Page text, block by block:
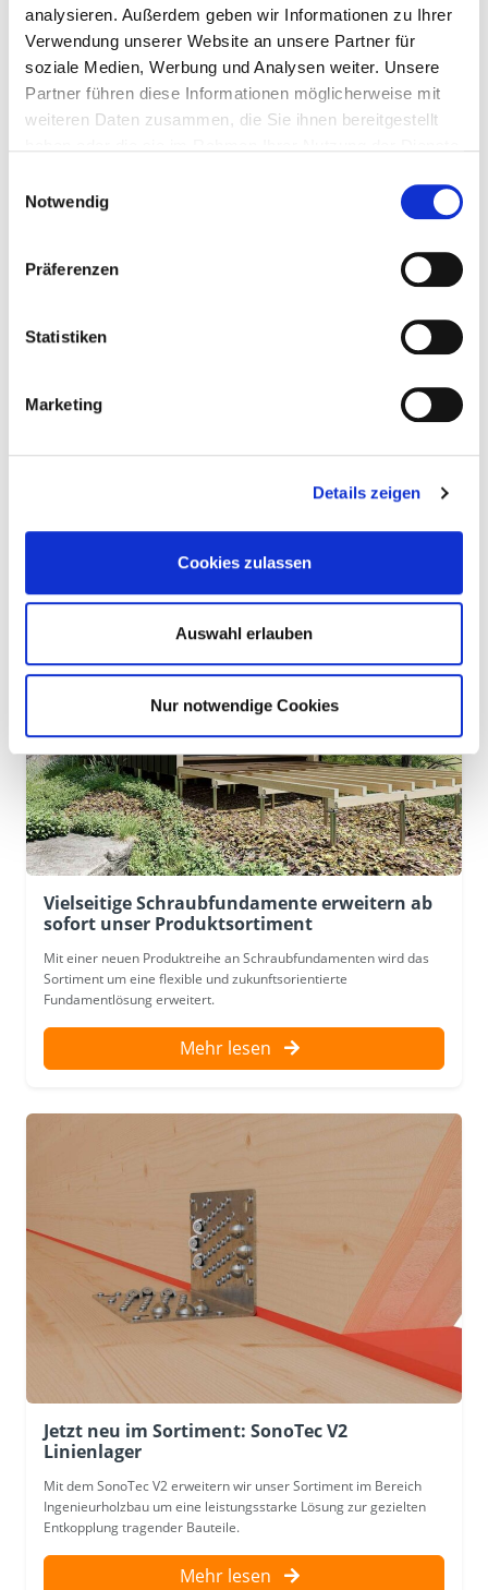
analysieren. Außerdem geben wir Informationen zu Ihrer
Verwendung unserer Website an unsere Partner für
soziale Medien, Werbung und Analysen weiter. Unsere
Partner führen diese Informationen möglicherweise mit
weiteren Daten zusammen, die Sie ihnen bereitgestellt
Notwendig
Präferenzen
Statistiken
Marketing
Details zeigen
Cookies zulassen
Auswahl erlauben
Nur notwendige Cookies
Umstellung unserer Telefonanlage
wir ab dem 07.08.2026, 12:00 Uhr, vorübergehend telefonisch
Vielseitige Schraubfundamente erweitern ab
sofort unser Produktsortiment
Mit einer neuen Produktreihe an Schraubfundamenten wird das
Sortiment um eine flexible und zukunftsorientierte
Fundamentlösung erweitert.
Mehr lesen
Jetzt neu im Sortiment: SonoTec V2
Linienlager
Mit dem SonoTec V2 erweitern wir unser Sortiment im Bereich
Ingenieurholzbau um eine leistungsstarke Lösung zur gezielten
Entkopplung tragender Bauteile.
Mehr lesen